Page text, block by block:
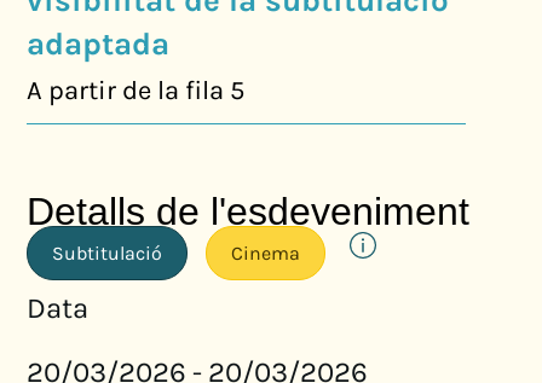
adaptada
A partir de la fila 5
Detalls de l'esdeveniment
Subtitulació Cinema
Data
20/03/2026 - 20/03/2026